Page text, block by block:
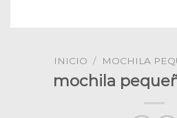
INICIO / MOCHILA
mochila